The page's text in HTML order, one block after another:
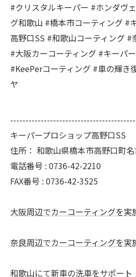
#クリスタルキーパー #ホンダヴ
グ和歌山 #橋本市コーティング #
高野口SS #和歌山コーティング #
#大阪カーコーティング #キーパ
#KeePerコーティング #車の輝き
ヤ
キーパープロショップ高野口SS
住所： 和歌山県橋本市高野口町
電話番号 : 0736-42-2210
FAX番号 : 0736-42-3525
大阪周辺でカーコーティングを実
奈良周辺でカーコーティングを実
和歌山にて新車の洗車をサポート